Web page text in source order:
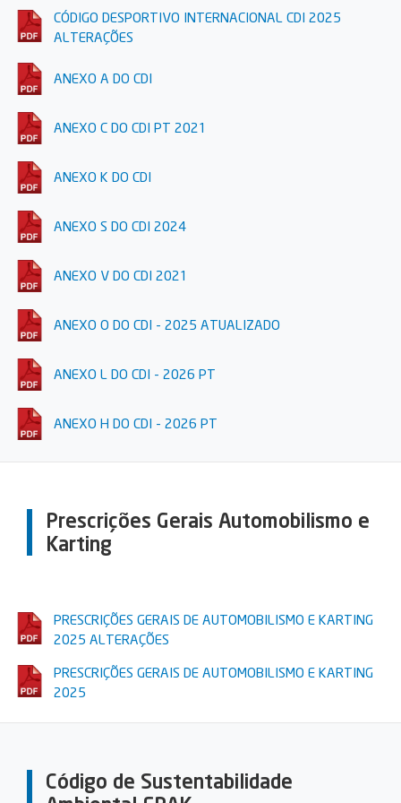
CÓDIGO DESPORTIVO INTERNACIONAL CDI 2025
ALTERAÇÕES
ANEXO A DO CDI
ANEXO C DO CDI PT 2021
ANEXO K DO CDI
ANEXO S DO CDI 2024
ANEXO V DO CDI 2021
ANEXO O DO CDI - 2025 ATUALIZADO
ANEXO L DO CDI - 2026 PT
ANEXO H DO CDI - 2026 PT
Prescrições Gerais Automobilismo e
Karting
PRESCRIÇÕES GERAIS DE AUTOMOBILISMO E KARTING
2025 ALTERAÇÕES
PRESCRIÇÕES GERAIS DE AUTOMOBILISMO E KARTING
2025
Código de Sustentabilidade